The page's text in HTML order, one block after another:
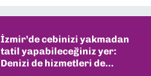
İzmir’de cebinizi yakmadan
tatil yapabileceğiniz yer:
Denizi de hizmetleri de